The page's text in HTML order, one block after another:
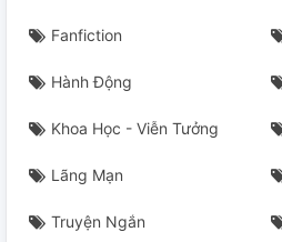
Fanfiction
Hành Động
Khoa Học - Viễn Tưởng
Lãng Mạn
Truyện Ngắn